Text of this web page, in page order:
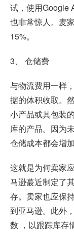
试，使用Google
也非常惊人。麦
15%。
3、 仓储费
与物流费用一样
据的体积收取。
小产品或其包装
库的产品。因为
仓储成本都会增加
这就是为何卖家
马逊蕞近制定了
存。卖家也应保
到亚马逊。此外
数 ，以跟踪库存